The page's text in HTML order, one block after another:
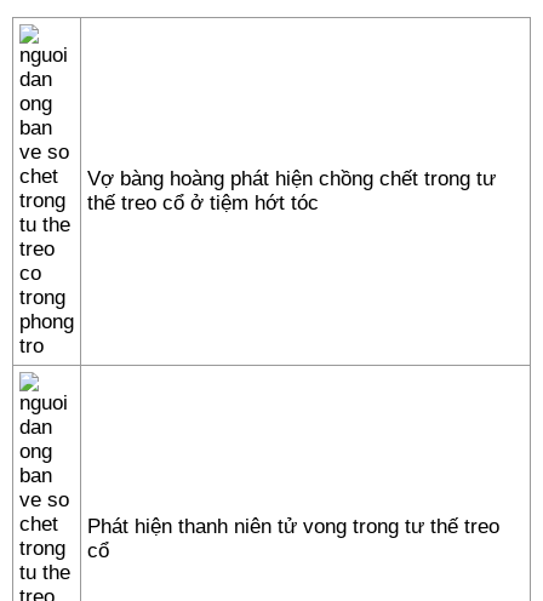
Vợ bàng hoàng phát hiện chồng chết trong tư
thế treo cổ ở tiệm hớt tóc
Phát hiện thanh niên tử vong trong tư thế treo
cổ